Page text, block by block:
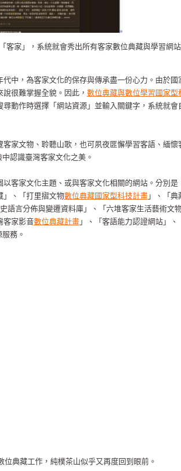
客家」，系統就會秀出所有客家數位典藏與學習網站
代中，為客家文化的保存與傳承盡一份心力。由於國
很難掌握全貌。因此， 數位典藏與數位學習國家型
動作時選擇「網站資源」並輸入關鍵字，系統就會
家文物、聆聽山歌，也可夙夜匪懈學習客語、緬懷
認識臺灣客家文化之美。
客家文化主題、或與客家文化相關的網站。分別是
」、「打里摺文物數位典藏國家型科技計畫」、「典
語言分佈與變遷資料庫」、「六堆客家生活藝術文
客家影音數位典藏計畫」、「客語能力認證網站」、
務。
典藏工作，純樸茶山似乎又再度回到眼前。